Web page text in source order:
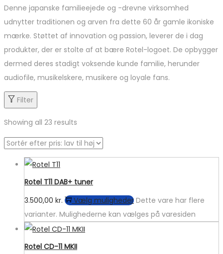
Denne japanske familieejede og -drevne virksomhed
udnytter traditionen og arven fra dette 60 år gamle ikoniske
mærke. Støttet af innovation og passion, leverer de i dag
produkter, der er stolte af at bære Rotel-logoet. De opbygger
dermed deres stadigt voksende kunde familie, herunder
audiofile, musikelskere, musikere og loyale fans.
Filter
Showing all 23 results
Rotel T11 DAB+ tuner
3.500,00 kr. Vælg muligheder Dette vare har flere
varianter. Mulighederne kan vælges på varesiden
Rotel CD-11 MKII